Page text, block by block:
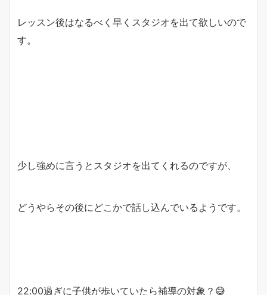
レッスン後はなるべく早くスタジオを出て欲しいので
す。
少し強めに言うとスタジオを出てくれるのですが、
どうやらその後にどこかで話し込んでいるようです。
22:00過ぎに子供が歩いていたら補導の対象？😅